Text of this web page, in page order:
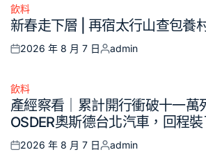
Posted
in
飲料
新春走下層 | 再宿太行山查包養
Posted
2026 年 8 月 7 日
Posted
admin
Posted
in
飲料
產經察看｜累計開行衝破十一
OSDER奧斯德台北汽車，回程
Posted
2026 年 8 月 7 日
Posted
admin